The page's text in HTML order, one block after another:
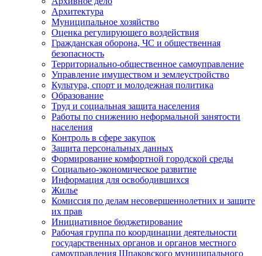
Архитектура
Муниципальное хозяйство
Оценка регулирующего воздействия
Гражданская оборона, ЧС и общественная
безопасность
Территориально-общественное самоуправление
Управление имуществом и землеустройство
Культура, спорт и молодежная политика
Образование
Труд и социальная защита населения
Работы по снижению неформальной занятости
населения
Контроль в сфере закупок
Защита персональных данных
Формирование комфортной городской среды
Социально-экономическое развитие
Информация для освободившихся
Жилье
Комиссия по делам несовершеннолетних и защите
их прав
Инициативное бюджетирование
Рабочая группа по координации деятельности
государственных органов и органов местного
самоуправления Шпаковского муниципального